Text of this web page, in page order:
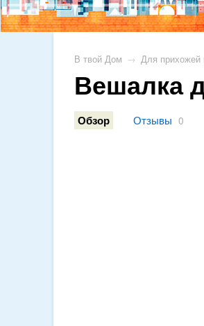
В твой Дом → Для прихожей
Вешалка
Обзор Отзывы 0